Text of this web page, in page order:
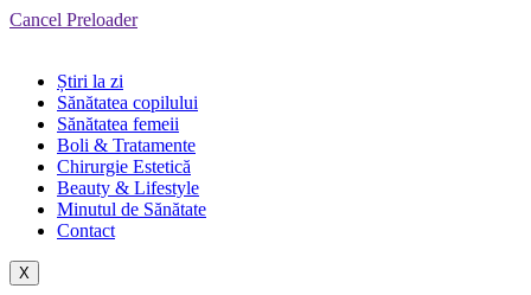
Cancel Preloader
Știri la zi
Sănătatea copilului
Sănătatea femeii
Boli & Tratamente
Chirurgie Estetică
Beauty & Lifestyle
Minutul de Sănătate
Contact
X